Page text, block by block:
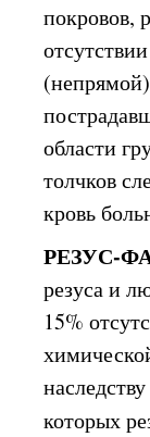
покровов,
области
толчков
кровь
РЕЗУС-
резуса и
15%
которых